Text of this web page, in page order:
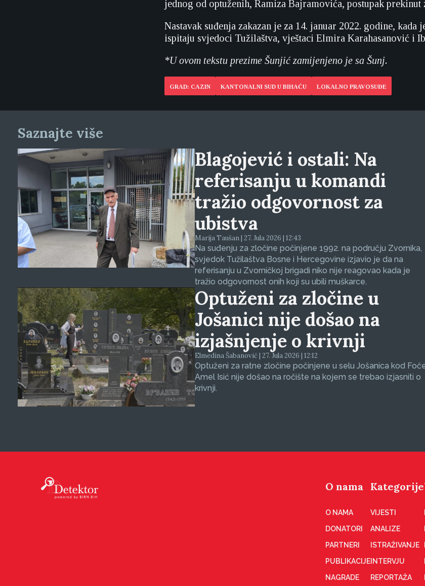
jednog od optuženih, Ramiza Bajramovića, postupak prekinut
Nastavak suđenja zakazan je za 14. januar 2022. godine, kada
ispitaju svjedoci Tužilaštva, vještaci Elmira Karahasanović i
*U ovom tekstu prezime Šunjić zamijenjeno je sa Šunj.
GRAD: CAZIN KANTONALNI SUD U BIHAĆU LOKALNO PRAVOSUĐE
Saznajte više
Blagojević i ostali: Na
referisanju u komandi
tražio odgovornost za
ubistva
Marija Taušan | 27. Jula 2026 | 12:43
Na suđenju za zločine počinjene 1992. na području Zvornika,
svjedok Tužilaštva Bosne i Hercegovine izjavio je da na
referisanju u Zvorničkoj brigadi niko nije reagovao kada je
tražio odgovornost onih koji su ubili muškarce.
Optuženi za zločine u
Jošanici nije došao na
izjašnjenje o krivnji
Elmedina Šabanović | 27. Jula 2026 | 12:12
Optuženi za ratne zločine počinjene u selu Jošanica kod
Amel Isić nije došao na ročište na kojem se trebao izjasniti o
krivnji.
O nama
O NAMA
DONATORI
PARTNERI
PUBLIKACIJE
NAGRADE
Kategorije
VIJESTI
ANALIZE
ISTRAŽIVANJE
INTERVJU
REPORTAŽA